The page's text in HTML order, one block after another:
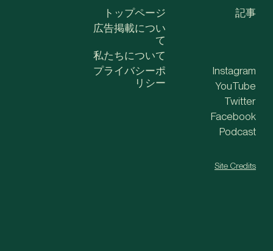
トップページ
広告掲載につい
て
私たちについて
記事
プライバシーポ
リシー
Instagram
YouTube
Twitter
Facebook
Podcast
Site Credits